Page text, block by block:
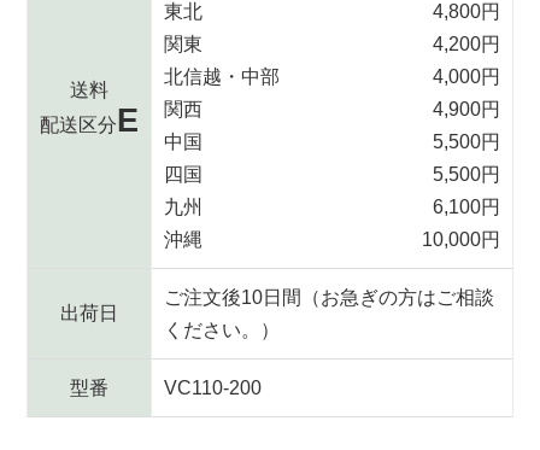
送料
配送区分E
東北
4,800円
関東
4,200円
北信越・中部
4,000円
関西
4,900円
中国
5,500円
四国
5,500円
九州
6,100円
沖縄
10,000円
出荷日
ご注文後10日間（お急ぎの方はご相談
ください。）
型番 VC110-200